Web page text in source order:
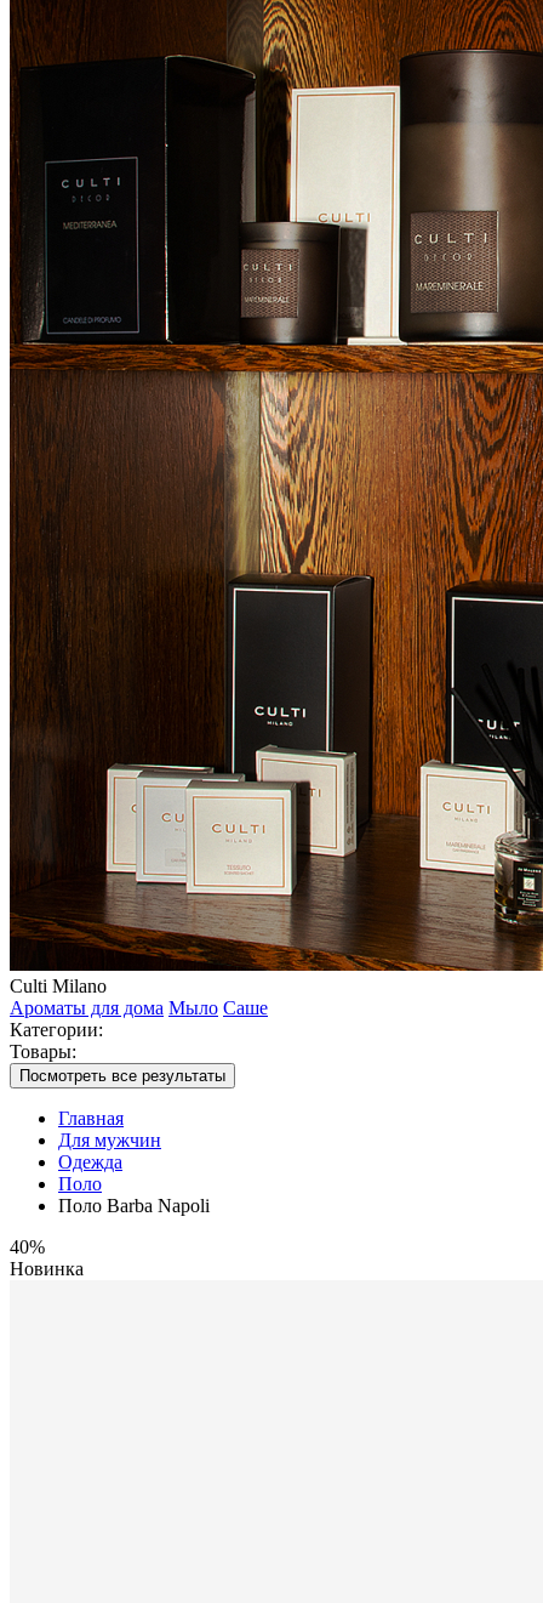
Culti Milano
Ароматы для дома Мыло Саше
Категории:
Товары:
Посмотреть все результаты
Главная
Для мужчин
Одежда
Поло
Поло Barba Napoli
40%
Новинка